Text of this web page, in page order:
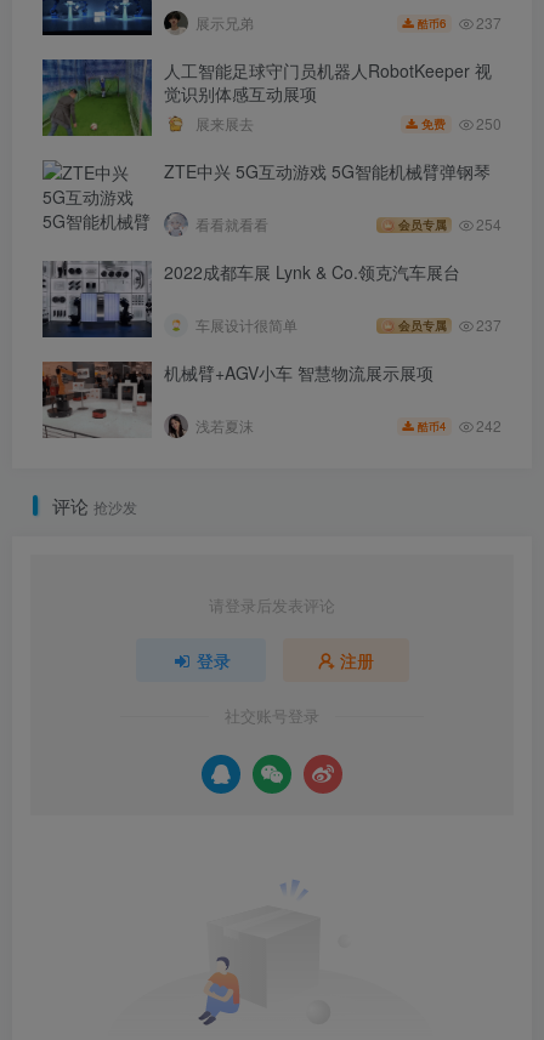
展示兄弟 酷币6 237
人工智能足球守门员机器人RobotKeeper 视
觉识别体感互动展项
展来展去 免费 250
ZTE中兴 5G互动游戏 5G智能机械臂弹钢琴
看看就看看 会员专属 254
2022成都车展 Lynk & Co.领克汽车展台
车展设计很简单 会员专属 237
机械臂+AGV小车 智慧物流展示展项
浅若夏沫 酷币4 242
评论 抢沙发
请登录后发表评论
登录 注册
社交账号登录